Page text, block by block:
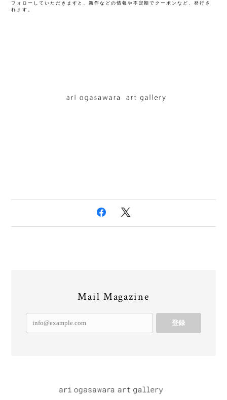
フォローしていただきますと、新作などの情報や不定期でクーポンなど、発行さ
れます。
Mail Magazine
登録